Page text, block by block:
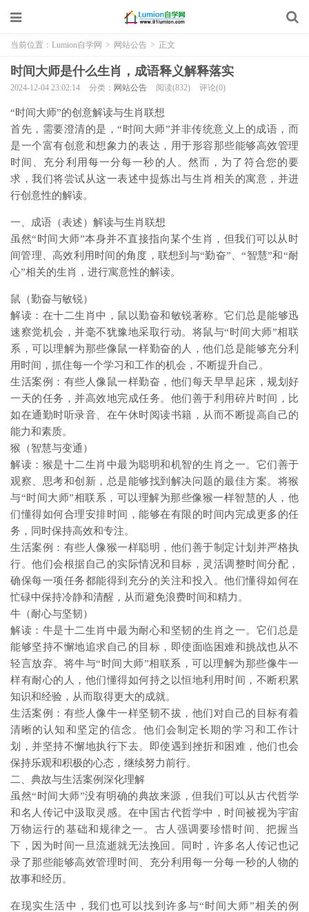
当前位置： Lumion自学网 > 网站公告 > 正文
时间大师是什么生肖，成语释义解释落实
2024-12-04 23:02:14 分类： 网站公告 阅读(832) 评论(0)
“时间大师”的创意解读与生肖联想
首先，需要澄清的是，“时间大师”并非传统意义上的成语，而
是一个富有创意和想象力的表达，用于形容那些能够高效管理
时间、充分利用每一分每一秒的人。然而，为了符合您的要
求，我们将尝试从这一表述中提炼出与生肖相关的寓意，并进
行创意性的解读。
一、成语（表述）解读与生肖联想
虽然“时间大师”本身并不直接指向某个生肖，但我们可以从时
间管理、高效利用时间的角度，联想到与“勤奋”、“智慧”和“耐
心”相关的生肖，进行寓意性的解读。
鼠（勤奋与敏锐）
解读：在十二生肖中，鼠以勤奋和敏锐著称。它们总是能够迅
速察觉机会，并毫不犹豫地采取行动。将鼠与“时间大师”相联
系，可以理解为那些像鼠一样勤奋的人，他们总是能够充分利
用时间，抓住每一个学习和工作的机会，不断提升自己。
生活案例：有些人像鼠一样勤奋，他们每天早早起床，规划好
一天的任务，并高效地完成任务。他们善于利用碎片时间，比
如在通勤时听录音、在午休时阅读书籍，从而不断提高自己的
能力和素质。
猴（智慧与变通）
解读：猴是十二生肖中最为聪明和机智的生肖之一。它们善于
观察、思考和创新，总是能够找到解决问题的最佳方案。将猴
与“时间大师”相联系，可以理解为那些像猴一样智慧的人，他
们懂得如何合理安排时间，能够在有限的时间内完成更多的任
务，同时保持高效和专注。
生活案例：有些人像猴一样聪明，他们善于制定计划并严格执
行。他们会根据自己的实际情况和目标，灵活调整时间分配，
确保每一项任务都能得到充分的关注和投入。他们懂得如何在
忙碌中保持冷静和清醒，从而避免浪费时间和精力。
牛（耐心与坚韧）
解读：牛是十二生肖中最为耐心和坚韧的生肖之一。它们总是
能够坚持不懈地追求自己的目标，即使面临困难和挑战也从不
轻言放弃。将牛与“时间大师”相联系，可以理解为那些像牛一
样有耐心的人，他们懂得如何持之以恒地利用时间，不断积累
知识和经验，从而取得更大的成就。
生活案例：有些人像牛一样坚韧不拔，他们对自己的目标有着
清晰的认知和坚定的信念。他们会制定长期的学习和工作计
划，并坚持不懈地执行下去。即使遇到挫折和困难，他们也会
保持乐观和积极的心态，继续努力前行。
二、典故与生活案例深化理解
虽然“时间大师”没有明确的典故来源，但我们可以从古代哲学
和名人传记中汲取灵感。在中国古代哲学中，时间被视为宇宙
万物运行的基础和规律之一。古人强调要珍惜时间、把握当
下，因为时间一旦流逝就无法挽回。同时，许多名人传记也记
录了那些能够高效管理时间、充分利用每一分每一秒的人物的
故事和经历。
在现实生活中，我们也可以找到许多与“时间大师”相关的例